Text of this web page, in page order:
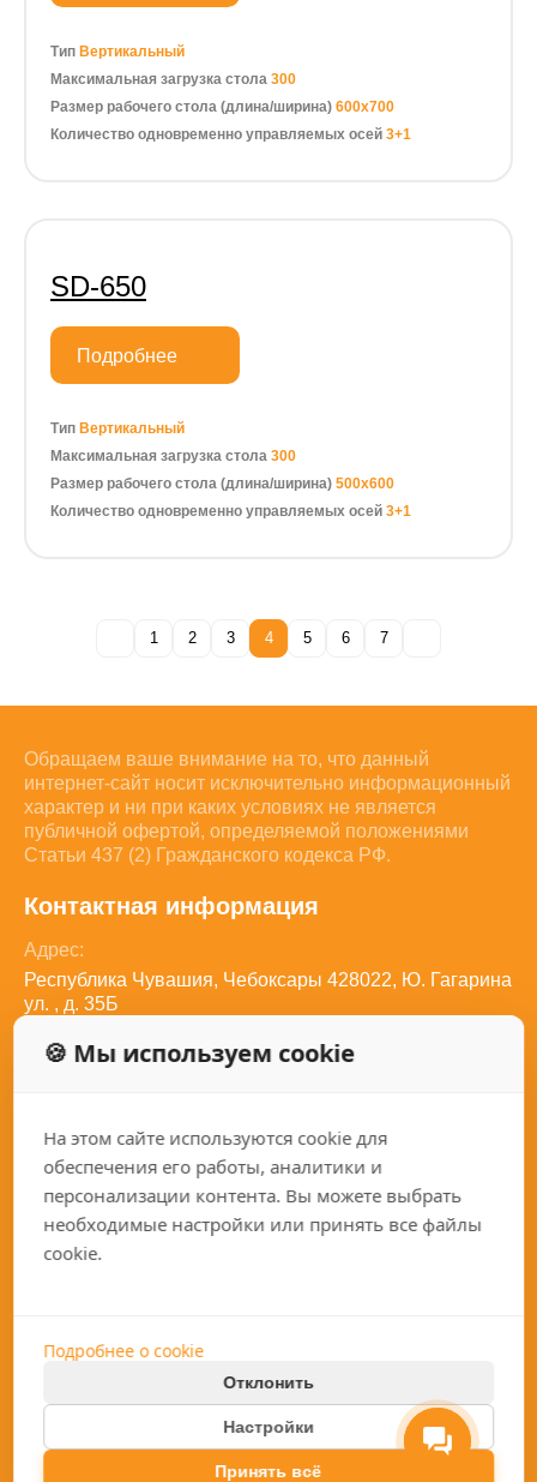
Тип Вертикальный
Максимальная загрузка стола 300
Размер рабочего стола (длина/ширина) 600х700
Количество одновременно управляемых осей 3+1
SD-650
Подробнее
Тип Вертикальный
Максимальная загрузка стола 300
Размер рабочего стола (длина/ширина) 500х600
Количество одновременно управляемых осей 3+1
1 2 3 4 5 6 7
Обращаем ваше внимание на то, что данный
интернет-сайт носит исключительно информационный
характер и ни при каких условиях не является
публичной офертой, определяемой положениями
Статьи 437 (2) Гражданского кодекса РФ.
Контактная информация
Адрес:
Республика Чувашия, Чебоксары 428022, Ю. Гагарина
ул. , д. 35Б
8 (800) 350-27-82
Социальные сети:
Фрезерные станки
Хонинговальные станки
Шлифовальное оборудование
Прецизионное оборудования с ЧПУ производства
О компании
Политика конфиденциальности
🍪 Мы используем cookie
На этом сайте используются cookie для
обеспечения его работы, аналитики и
персонализации контента. Вы можете выбрать
необходимые настройки или принять все файлы
cookie.
Подробнее о cookie
Отклонить
Настройки
Принять всё